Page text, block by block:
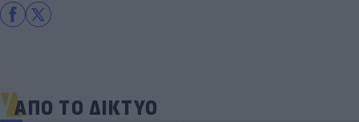
ΑΠΟ ΤΟ ΔΙΚΤΥΟ